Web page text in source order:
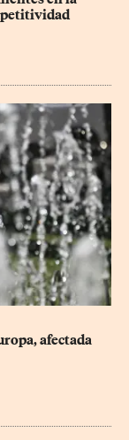
afectada